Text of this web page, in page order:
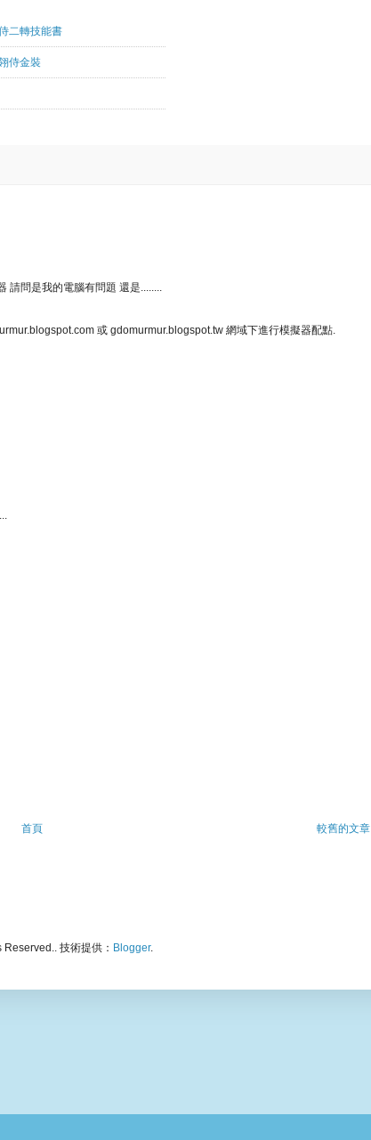
二轉技能書
侍金裝
請問是我的電腦有問題 還是........
或 gdomurmur.blogspot.tw 網域下進行模擬器配點.
較舊的文章
首頁
技術提供： Blogger.